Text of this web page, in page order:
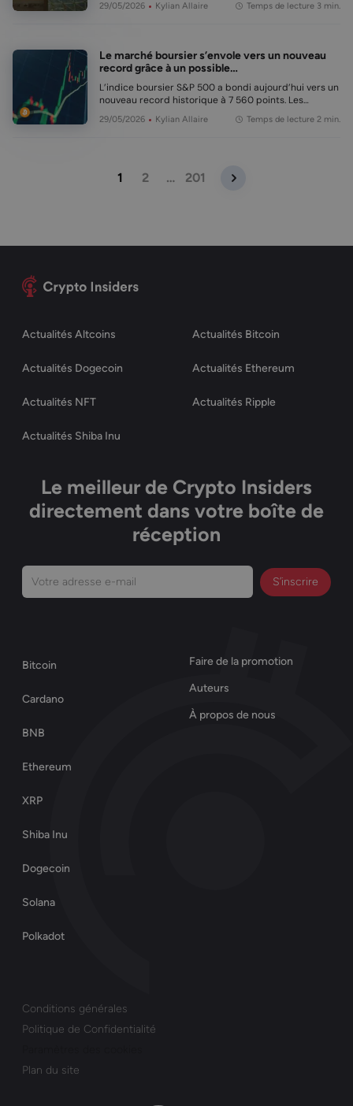
ainsi renforcer davantage sa position sur le marché
29/05/2026 Kylian Allaire Temps de lecture 3 min.
Le marché boursier s’envole vers un nouveau
record grâce à un possible…
L’indice boursier S&P 500 a bondi aujourd’hui vers un
nouveau record historique à 7 560 points. Les
rumeurs d’un possible accord entre les États-Unis et
29/05/2026 Kylian Allaire Temps de lecture 2 min.
1 2 … 201
Actualités Altcoins Actualités Bitcoin
Actualités Dogecoin Actualités Ethereum
Actualités NFT Actualités Ripple
Actualités Shiba Inu
Le meilleur de Crypto Insiders
directement dans votre boîte de
réception
Votre
adresse
(Nécessaire)
Bitcoin
Cardano
BNB
Ethereum
XRP
Shiba Inu
Dogecoin
Solana
Polkadot
Faire de la promotion
Auteurs
À propos de nous
Conditions générales
Politique de Confidentialité
Plan du site